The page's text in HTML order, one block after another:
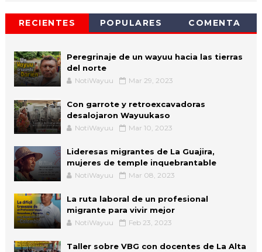
RECIENTES POPULARES COMENTA
Peregrinaje de un wayuu hacia las tierras
del norte
NotiWayuu Mar 29, 2023
Con garrote y retroexcavadoras
desalojaron Wayuukaso
NotiWayuu Mar 10, 2023
Lideresas migrantes de La Guajira,
mujeres de temple inquebrantable
NotiWayuu Mar 08, 2023
La ruta laboral de un profesional
migrante para vivir mejor
NotiWayuu Feb 23, 2023
Taller sobre VBG con docentes de La Alta